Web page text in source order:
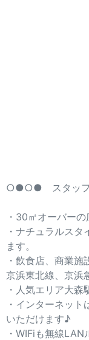
○●○● スタッフ
・30㎡オーバー
・ナチュラルス
ます。
・飲食店、商業
京浜東北線、京浜
・人気エリア大
・インターネッ
いただけます♪
・WIFiも無線